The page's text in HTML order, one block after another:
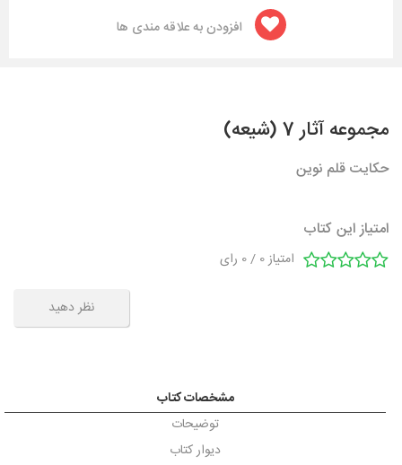
افزودن به علاقه مندی ها
مجموعه آثار 7 (شیعه)
حکایت قلم نوین
امتیاز این کتاب
امتیاز0
/
0 رای
نظر دهید
مشخصات کتاب
توضیحات
دیوار کتاب